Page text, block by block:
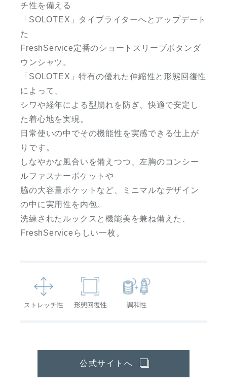
チ性を備える
「SOLOTEX」タイプライターへとアップデート
た
FreshService定番のショートスリーブボタンダ
ウンシャツ。
「SOLOTEX」特有の優れた伸縮性と形態回復性
によって、
シワや経年による型崩れを防ぎ、快適で安定し
た着心地を実現。
日常使いの中でその機能性を実感できる仕上が
りです。
しなやかな風合いを備えつつ、左胸のコンシー
ルファスナーポケットや
脇の大容量ポケットなど、ミニマルなデザイン
の中に実用性を内包。
洗練されたルックスと機能美を兼ね備えた、
FreshServiceらしい一枚。
ストレッチ性 形態回復性 調和性
公式サイトへ